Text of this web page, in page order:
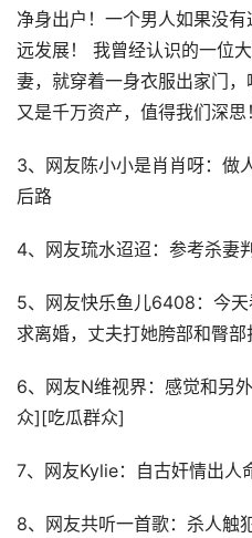
净身出户！一个男人如果没
远发展！ 我曾经认识的一位
妻，就穿着一身衣服出家门
又是千万资产，值得我们深思
3、网友陈小小是肖肖呀：做
后路
4、网友琉水迢迢：参考杀妻
5、网友快乐鱼儿6408：今
求离婚，丈夫打她胯部和臀部
6、网友N维视界：感觉和另
众][吃瓜群众]
7、网友Kylie：自古奸情出人
8、网友共听一首歌：杀人触